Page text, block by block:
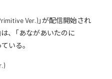
Ver.)」が配信開始され
、「あながあいたのに
いる。